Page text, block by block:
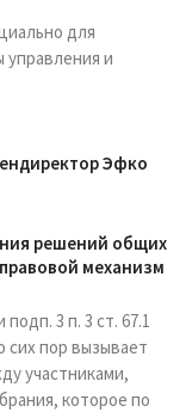
для
и
Эфко
решений общих
механизм
3 п. 3 ст. 67.1
сих пор вызывает
участниками,
которое по